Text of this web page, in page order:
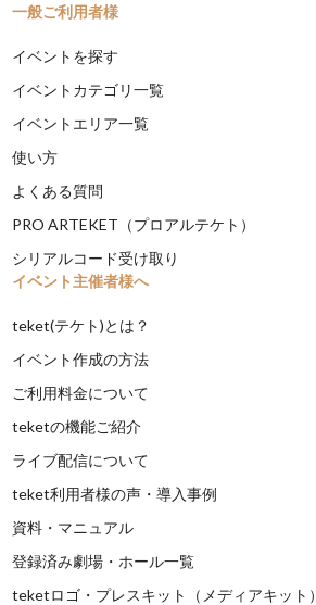
一般ご利用者様
イベントを探す
イベントカテゴリ一覧
イベントエリア一覧
使い方
よくある質問
PRO ARTEKET（プロアルテケト）
シリアルコード受け取り
イベント主催者様へ
teket(テケト)とは？
イベント作成の方法
ご利用料金について
teketの機能ご紹介
ライブ配信について
teket利用者様の声・導入事例
資料・マニュアル
登録済み劇場・ホール一覧
teketロゴ・プレスキット（メディアキット）